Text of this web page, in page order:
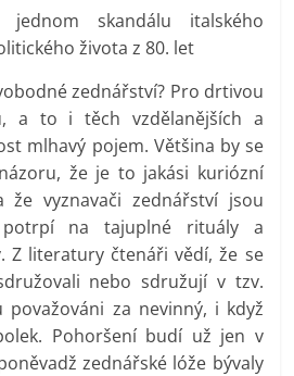
jednom skandálu italského
života z 80. let
zednářství? Pro drtivou
a to i těch vzdělanějších a
mlhavý pojem. Většina by se
že je to jakási kuriózní
že vyznavači zednářství jsou
na tajuplné rituály a
Z literatury čtenáři vědí, že se
nebo sdružují v tzv.
považováni za nevinný, i když
Pohoršení budí už jen v
zednářské lóže bývaly